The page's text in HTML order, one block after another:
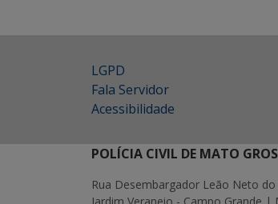
LGPD
Fala Servidor
Acessibilidade
POLÍCIA CIVIL DE MATO
Rua Desembargador Leão Neto